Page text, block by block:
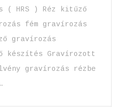
( HRS ) Réz kitűző
fém gravírozás
gravírozás
készítés Gravírozott
gravírozás rézbe